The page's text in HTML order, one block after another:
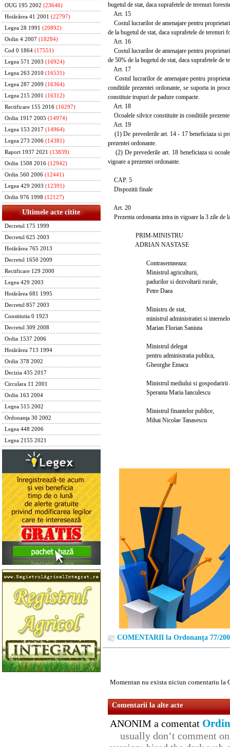
OUG 195 2002 (23646)
Hotărârea 41 2001 (22797)
Legea 28 1991 (20892)
Ordin 4 2007 (18284)
Cod 0 1864 (17551)
Legea 571 2003 (16924)
Legea 263 2010 (16531)
Legea 287 2009 (16364)
Legea 215 2001 (16312)
Rectificare 155 2016 (16297)
Ordin 1917 2005 (14974)
Legea 153 2017 (14964)
Legea 273 2006 (14381)
Raport 1937 2021 (13839)
Ordin 1508 2016 (12942)
Ordin 560 2006 (12441)
Legea 429 2003 (12391)
Ordin 976 1998 (12127)
Ultimele acte citite
Decretul 175 1999
Decretul 625 2003
Hotărârea 765 2013
Decretul 1650 2009
Rectificare 129 2000
Legea 429 2003
Hotărârea 681 1995
Decretul 857 2003
Constitutia 0 1923
Decretul 309 2008
Ordin 1537 2006
Hotărârea 713 1994
Ordin 378 2002
Decizia 435 2017
Circulara 11 2001
Ordin 163 2004
Legea 515 2002
Ordonanţa 30 2002
Legea 448 2006
Legea 2155 2021
bugetul de stat, daca suprafetele de terenuri
Art. 15
Costul lucrarilor de amenajare pentru
de la bugetul de stat, daca suprafetele de terenuri
Art. 16
Costul lucrarilor de amenajare pentru
de 50% de la bugetul de stat, daca suprafetele de
Art. 17
Costul lucrarilor de amenajare pentru
conditiile prezentei ordonante, se suporta in
constituie trupuri de padure compacte.
Art. 18
Ocoalele silvice constituite in conditiile
Art. 19
(1) De prevederile art. 14 - 17 beneficiaza si
prezentei ordonante.
(2) De prevederile art. 18 beneficiaza si
vigoare a prezentei ordonante.
CAP. 5
Dispozitii finale
Art. 20
Prezenta ordonanta intra in vigoare la 3 zile
PRIM-MINISTRU
ADRIAN NASTASE
Contrasemneaza:
Ministrul agriculturii,
padurilor si dezvoltarii rurale,
Petre Daea
Ministru de stat,
ministrul administratiei si
Marian Florian Saniuta
Ministrul delegat
pentru administratia publica,
Gheorghe Emacu
Ministrul mediului si gospodaririi
Speranta Maria Ianculescu
Ministrul finantelor publice,
Mihai Nicolae Tanasescu
COMENTARII la Ordonanţa 77/
Momentan nu exista niciun comentariu la
Comentarii la alte acte
ANONIM a comentat
usually don’t comment